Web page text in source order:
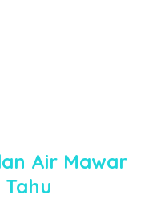
Air Mawar